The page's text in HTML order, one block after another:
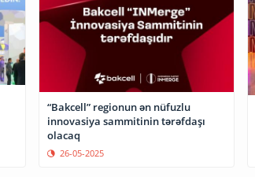
“Bakcell” regionun ən nüfuzlu
innovasiya sammitinin tərəfdaşı
olacaq
26-05-2025